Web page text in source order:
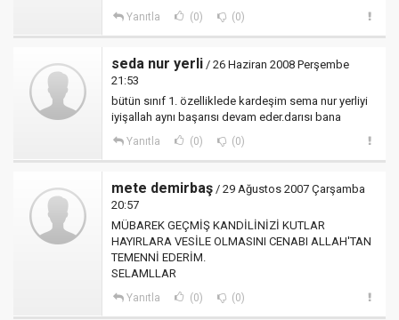
Yanıtla (0) (0)
seda nur yerli / 26 Haziran 2008 Perşembe
21:53
bütün sınıf 1. özelliklede kardeşim sema nur yerliyi
iyişallah aynı başarısı devam eder.darısı bana
Yanıtla (0) (0)
mete demirbaş / 29 Ağustos 2007 Çarşamba
20:57
MÜBAREK GEÇMİŞ KANDİLİNİZİ KUTLAR
HAYIRLARA VESİLE OLMASINI CENABI ALLAH'TAN
TEMENNİ EDERİM.
SELAMLLAR
Yanıtla (0) (0)